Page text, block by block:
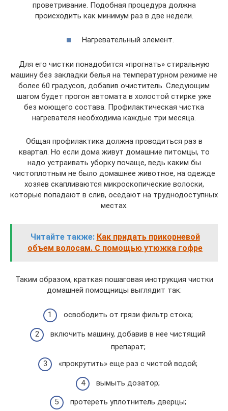
проветривание. Подобная процедура должна
происходить как минимум раз в две недели.
Нагревательный элемент.
Для его чистки понадобится «прогнать» стиральную
машину без закладки белья на температурном режиме не
более 60 градусов, добавив очиститель. Следующим
шагом будет прогон автомата в холостой стирке уже
без моющего состава. Профилактическая чистка
нагревателя необходима каждые три месяца.
Общая профилактика должна проводиться раз в
квартал. Но если дома живут домашние питомцы, то
надо устраивать уборку почаще, ведь каким бы
чистоплотным не было домашнее животное, на одежде
хозяев скапливаются микроскопические волоски,
которые попадают в слив, оседают на труднодоступных
местах.
Читайте также: Как придать прикорневой
объем волосам. С помощью утюжка гофре
Таким образом, краткая пошаговая инструкция чистки
домашней помощницы выглядит так:
освободить от грязи фильтр стока;
включить машину, добавив в нее чистящий
препарат;
«прокрутить» еще раз с чистой водой;
вымыть дозатор;
протереть уплотнитель дверцы;